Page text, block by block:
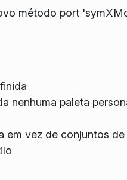
método port
nenhuma paleta
em vez de conjuntos